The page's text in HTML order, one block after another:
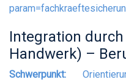
Integration
Handwerk) –
Schwerpunkt: